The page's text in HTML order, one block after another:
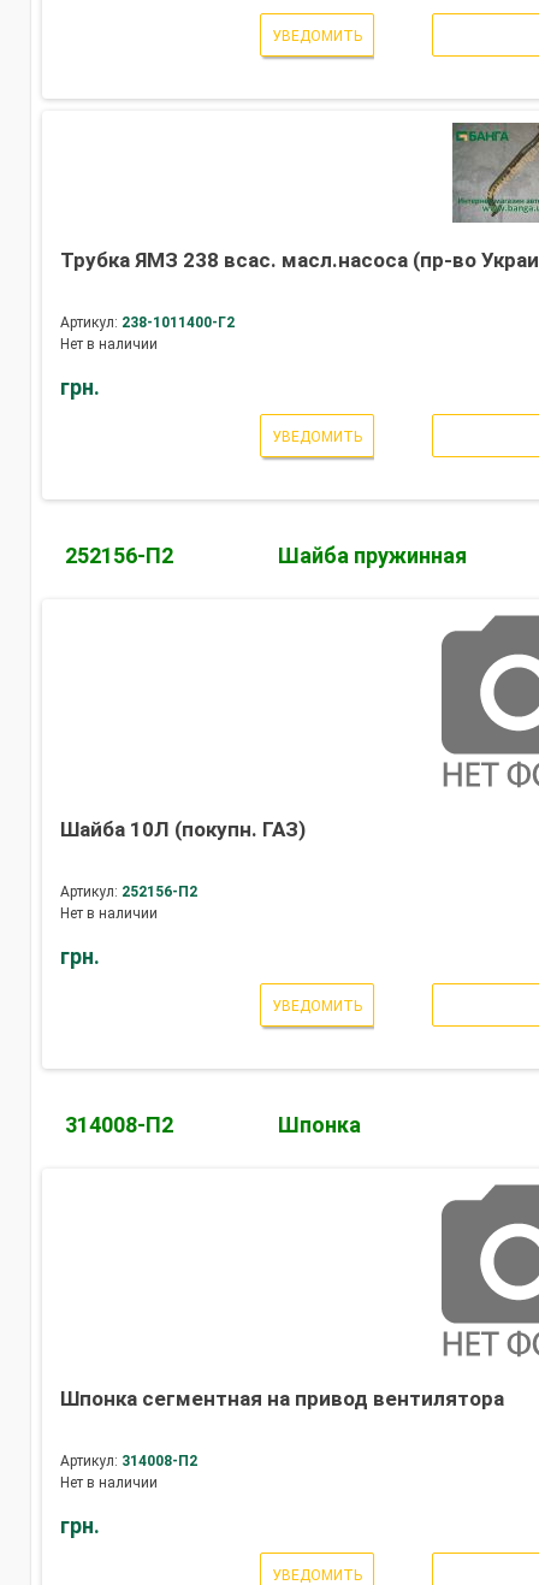
УВЕДОМИТЬ
Трубка ЯМЗ 238 всас. масл.насоса (пр-во
Артикул: 238-1011400-Г2
Нет в наличии
грн.
УВЕДОМИТЬ
252156-П2 Шайба пружинная
Шайба 10Л (покупн. ГАЗ)
Артикул: 252156-П2
Нет в наличии
грн.
УВЕДОМИТЬ
314008-П2 Шпонка
Шпонка сегментная на привод вентилятора
Артикул: 314008-П2
Нет в наличии
грн.
УВЕДОМИТЬ